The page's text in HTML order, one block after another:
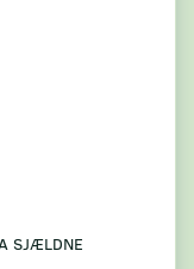
SJÆLDNE